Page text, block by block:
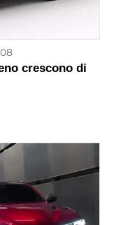
crescono di